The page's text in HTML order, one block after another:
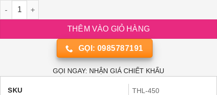
Rượu Vang Ý Le vigne di Sammarco Leve Primitivo di Manduria
THÊM VÀO GIỎ HÀNG
GỌI: 0985787191
GỌI NGAY: NHẬN GIÁ CHIẾT KHẤU
SKU
THL-450